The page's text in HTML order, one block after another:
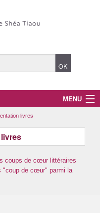
MENU
livres
coups de cœur littéraires
"coup de cœur" parmi la